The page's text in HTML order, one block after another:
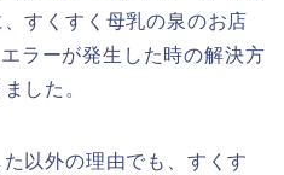
すくすく母乳の泉のお店
ラーが発生した時の解決方
した。
以外の理由でも、すくす